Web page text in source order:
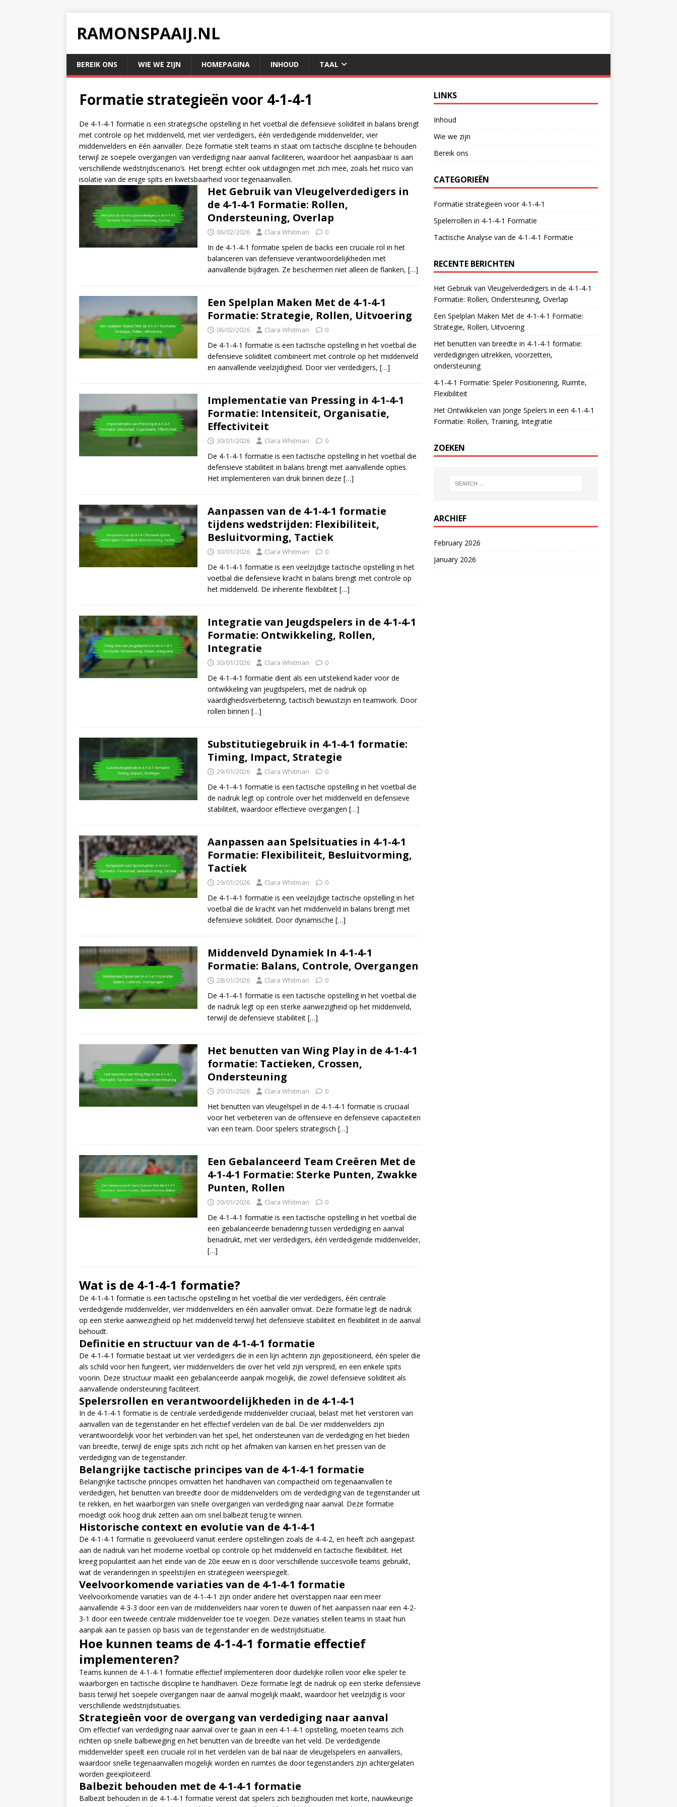
RAMONSPAAIJ.NL
BEREIK ONS WIE WE ZIJN HOMEPAGINA INHOUD TAAL
Formatie strategieën voor 4-1-4-1
De 4-1-4-1 formatie is een strategische opstelling in het voetbal die defensieve soliditeit in balans brengt
met controle op het middenveld, met vier verdedigers, één verdedigende middenvelder, vier
middenvelders en één aanvaller. Deze formatie stelt teams in staat om tactische discipline te behouden
terwijl ze soepele overgangen van verdediging naar aanval faciliteren, waardoor het aanpasbaar is aan
verschillende wedstrijdscenario’s. Het brengt echter ook uitdagingen met zich mee, zoals het risico van
isolatie van de enige spits en kwetsbaarheid voor tegenaanvallen.
Het Gebruik van Vleugelverdedigers in
de 4-1-4-1 Formatie: Rollen,
Ondersteuning, Overlap
06/02/2026 Clara Whitman 0
In de 4-1-4-1 formatie spelen de backs een cruciale rol in het
balanceren van defensieve verantwoordelijkheden met
aanvallende bijdragen. Ze beschermen niet alleen de flanken, […]
Een Spelplan Maken Met de 4-1-4-1
Formatie: Strategie, Rollen, Uitvoering
06/02/2026 Clara Whitman 0
De 4-1-4-1 formatie is een tactische opstelling in het voetbal die
defensieve soliditeit combineert met controle op het middenveld
en aanvallende veelzijdigheid. Door vier verdedigers, […]
Implementatie van Pressing in 4-1-4-1
Formatie: Intensiteit, Organisatie,
Effectiviteit
30/01/2026 Clara Whitman 0
De 4-1-4-1 formatie is een tactische opstelling in het voetbal die
defensieve stabiliteit in balans brengt met aanvallende opties.
Het implementeren van druk binnen deze […]
Aanpassen van de 4-1-4-1 formatie
tijdens wedstrijden: Flexibiliteit,
Besluitvorming, Tactiek
30/01/2026 Clara Whitman 0
De 4-1-4-1 formatie is een veelzijdige tactische opstelling in het
voetbal die defensieve kracht in balans brengt met controle op
het middenveld. De inherente flexibiliteit […]
Integratie van Jeugdspelers in de 4-1-4-1
Formatie: Ontwikkeling, Rollen,
Integratie
30/01/2026 Clara Whitman 0
De 4-1-4-1 formatie dient als een uitstekend kader voor de
ontwikkeling van jeugdspelers, met de nadruk op
vaardigheidsverbetering, tactisch bewustzijn en teamwork. Door
rollen binnen […]
Substitutiegebruik in 4-1-4-1 formatie:
Timing, Impact, Strategie
29/01/2026 Clara Whitman 0
De 4-1-4-1 formatie is een tactische opstelling in het voetbal die
de nadruk legt op controle over het middenveld en defensieve
stabiliteit, waardoor effectieve overgangen […]
Aanpassen aan Spelsituaties in 4-1-4-1
Formatie: Flexibiliteit, Besluitvorming,
Tactiek
29/01/2026 Clara Whitman 0
De 4-1-4-1 formatie is een veelzijdige tactische opstelling in het
voetbal die de kracht van het middenveld in balans brengt met
defensieve soliditeit. Door dynamische […]
Middenveld Dynamiek In 4-1-4-1
Formatie: Balans, Controle, Overgangen
28/01/2026 Clara Whitman 0
De 4-1-4-1 formatie is een tactische opstelling in het voetbal die
de nadruk legt op een sterke aanwezigheid op het middenveld,
terwijl de defensieve stabiliteit […]
Het benutten van Wing Play in de 4-1-4-1
formatie: Tactieken, Crossen,
Ondersteuning
20/01/2026 Clara Whitman 0
Het benutten van vleugelspel in de 4-1-4-1 formatie is cruciaal
voor het verbeteren van de offensieve en defensieve capaciteiten
van een team. Door spelers strategisch […]
Een Gebalanceerd Team Creëren Met de
4-1-4-1 Formatie: Sterke Punten, Zwakke
Punten, Rollen
20/01/2026 Clara Whitman 0
De 4-1-4-1 formatie is een tactische opstelling in het voetbal die
een gebalanceerde benadering tussen verdediging en aanval
benadrukt, met vier verdedigers, één verdedigende middenvelder,
[…]
Wat is de 4-1-4-1 formatie?
De 4-1-4-1 formatie is een tactische opstelling in het voetbal die vier verdedigers, één centrale
verdedigende middenvelder, vier middenvelders en één aanvaller omvat. Deze formatie legt de nadruk
op een sterke aanwezigheid op het middenveld terwijl het defensieve stabiliteit en flexibiliteit in de aanval
behoudt.
Definitie en structuur van de 4-1-4-1 formatie
De 4-1-4-1 formatie bestaat uit vier verdedigers die in een lijn achterin zijn gepositioneerd, één speler die
als schild voor hen fungeert, vier middenvelders die over het veld zijn verspreid, en een enkele spits
voorin. Deze structuur maakt een gebalanceerde aanpak mogelijk, die zowel defensieve soliditeit als
aanvallende ondersteuning faciliteert.
Spelersrollen en verantwoordelijkheden in de 4-1-4-1
In de 4-1-4-1 formatie is de centrale verdedigende middenvelder cruciaal, belast met het verstoren van
aanvallen van de tegenstander en het effectief verdelen van de bal. De vier middenvelders zijn
verantwoordelijk voor het verbinden van het spel, het ondersteunen van de verdediging en het bieden
van breedte, terwijl de enige spits zich richt op het afmaken van kansen en het pressen van de
verdediging van de tegenstander.
Belangrijke tactische principes van de 4-1-4-1 formatie
Belangrijke tactische principes omvatten het handhaven van compactheid om tegenaanvallen te
verdedigen, het benutten van breedte door de middenvelders om de verdediging van de tegenstander uit
te rekken, en het waarborgen van snelle overgangen van verdediging naar aanval. Deze formatie
moedigt ook hoog druk zetten aan om snel balbezit terug te winnen.
Historische context en evolutie van de 4-1-4-1
De 4-1-4-1 formatie is geëvolueerd vanuit eerdere opstellingen zoals de 4-4-2, en heeft zich aangepast
aan de nadruk van het moderne voetbal op controle op het middenveld en tactische flexibiliteit. Het
kreeg populariteit aan het einde van de 20e eeuw en is door verschillende succesvolle teams gebruikt,
wat de veranderingen in speelstijlen en strategieën weerspiegelt.
Veelvoorkomende variaties van de 4-1-4-1 formatie
Veelvoorkomende variaties van de 4-1-4-1 zijn onder andere het overstappen naar een meer
aanvallende 4-3-3 door een van de middenvelders naar voren te duwen of het aanpassen naar een 4-2-
3-1 door een tweede centrale middenvelder toe te voegen. Deze variaties stellen teams in staat hun
aanpak aan te passen op basis van de tegenstander en de wedstrijdsituatie.
Hoe kunnen teams de 4-1-4-1 formatie effectief
implementeren?
Teams kunnen de 4-1-4-1 formatie effectief implementeren door duidelijke rollen voor elke speler te
waarborgen en tactische discipline te handhaven. Deze formatie legt de nadruk op een sterke defensieve
basis terwijl het soepele overgangen naar de aanval mogelijk maakt, waardoor het veelzijdig is voor
verschillende wedstrijdsituaties.
Strategieën voor de overgang van verdediging naar aanval
Om effectief van verdediging naar aanval over te gaan in een 4-1-4-1 opstelling, moeten teams zich
richten op snelle balbeweging en het benutten van de breedte van het veld. De verdedigende
middenvelder speelt een cruciale rol in het verdelen van de bal naar de vleugelspelers en aanvallers,
waardoor snelle tegenaanvallen mogelijk worden en ruimtes die door tegenstanders zijn achtergelaten
worden geëxploiteerd.
Balbezit behouden met de 4-1-4-1 formatie
Balbezit behouden in de 4-1-4-1 formatie vereist dat spelers zich bezighouden met korte, nauwkeurige
LINKS
Inhoud
Wie we zijn
Bereik ons
CATEGORIEËN
Formatie strategieën voor 4-1-4-1
Spelerrollen in 4-1-4-1 Formatie
Tactische Analyse van de 4-1-4-1 Formatie
RECENTE BERICHTEN
Het Gebruik van Vleugelverdedigers in de 4-1-4-1
Formatie: Rollen, Ondersteuning, Overlap
Een Spelplan Maken Met de 4-1-4-1 Formatie:
Strategie, Rollen, Uitvoering
Het benutten van breedte in 4-1-4-1 formatie:
verdedigingen uitrekken, voorzetten,
ondersteuning
4-1-4-1 Formatie: Speler Positionering, Ruimte,
Flexibiliteit
Het Ontwikkelen van Jonge Spelers in een 4-1-4-1
Formatie: Rollen, Training, Integratie
ZOEKEN
ARCHIEF
February 2026
January 2026